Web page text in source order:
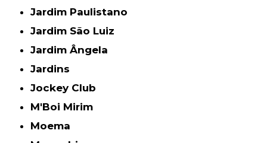
Jardim Paulistano
Jardim São Luiz
Jardim Ângela
Jardins
Jockey Club
M'Boi Mirim
Moema